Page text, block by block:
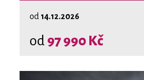
od 14.12.2026
od 97 990 Kč